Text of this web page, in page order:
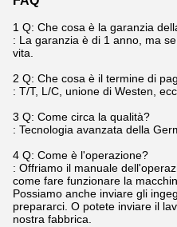
1 Q: Che cosa è la garanzia
: La garanzia è di 1 anno, ma
vita.
2 Q: Che cosa è il termine di
: T/T, L/C, unione di Westen,
3 Q: Come circa la qualità?
: Tecnologia avanzata della
4 Q: Come è l'operazione?
: Offriamo il manuale
come fare funzionare la
Possiamo anche inviare gli
prepararci. O potete inviare il
nostra fabbrica.